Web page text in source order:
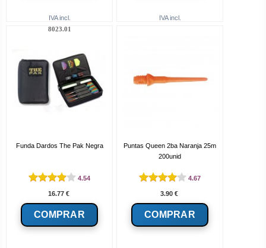
IVA incl. IVA incl.
8023.01
Funda Dardos The Pak Negra
4.54
16.77 €
Puntas Queen 2ba Naranja 25m
200unid
4.67
3.90 €